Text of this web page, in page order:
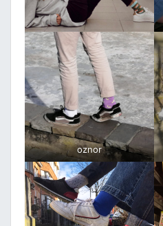
oznor